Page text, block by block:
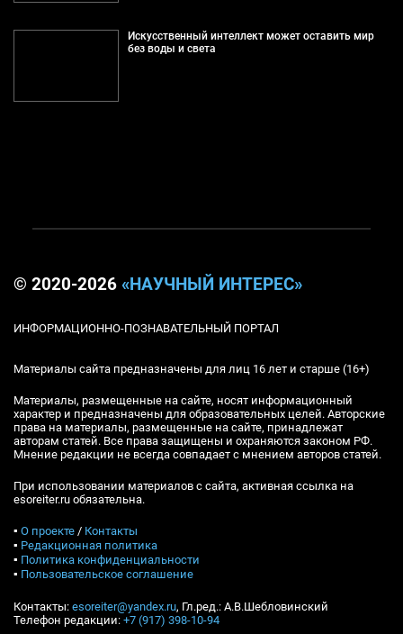
Искусственный интеллект может оставить мир
без воды и света
© 2020-2026 «НАУЧНЫЙ ИНТЕРЕС»
ИНФОРМАЦИОННО-ПОЗНАВАТЕЛЬНЫЙ ПОРТАЛ
Материалы сайта предназначены для лиц 16 лет и старше (16+)
Материалы, размещенные на сайте, носят информационный
характер и предназначены для образовательных целей. Авторские
права на материалы, размещенные на сайте, принадлежат
авторам статей. Все права защищены и охраняются законом РФ.
Мнение редакции не всегда совпадает с мнением авторов статей.
При использовании материалов с сайта, активная ссылка на
esoreiter.ru обязательна.
▪ О проекте / Контакты
▪ Редакционная политика
▪ Политика конфиденциальности
▪ Пользовательское соглашение
Контакты: esoreiter@yandex.ru, Гл.ред.: А.В.Шебловинский
Телефон редакции: +7 (917) 398-10-94